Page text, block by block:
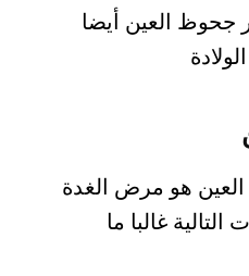
جحوظ العين أيضا
هو مرض الغدة
التالية غالبا ما